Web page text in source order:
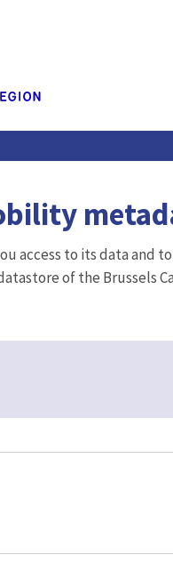
access to its data and
of the Brussels